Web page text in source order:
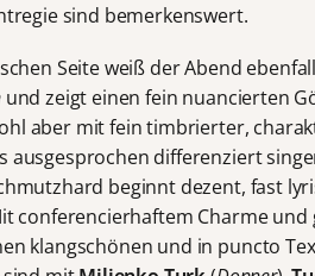
sind bemerkenswert.
Seite weiß der Abend
und zeigt einen fein nuancierten
aber mit fein timbrierter,
ausgesprochen differenziert
beginnt dezent, fast
conferencierhaftem Charme
klangschönen und in puncto